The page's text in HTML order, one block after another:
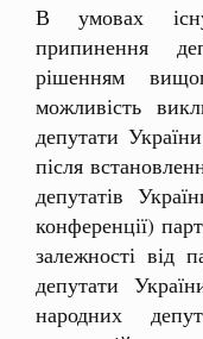
В умовах
припинення
рішенням
можливість
депутати
після
депутатів
конференції)
залежності від
депутати
народних